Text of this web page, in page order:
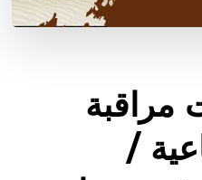
مراقبة
/